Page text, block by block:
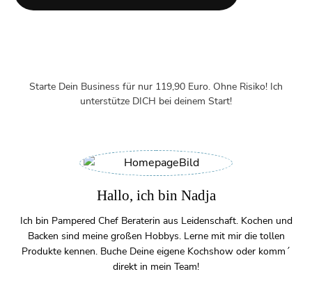
Starte Dein Business für nur 119,90 Euro. Ohne Risiko! Ich
unterstütze DICH bei deinem Start!
Hallo, ich bin Nadja
Ich bin Pampered Chef Beraterin aus Leidenschaft. Kochen und
Backen sind meine großen Hobbys. Lerne mit mir die tollen
Produkte kennen. Buche Deine eigene Kochshow oder komm´
direkt in mein Team!